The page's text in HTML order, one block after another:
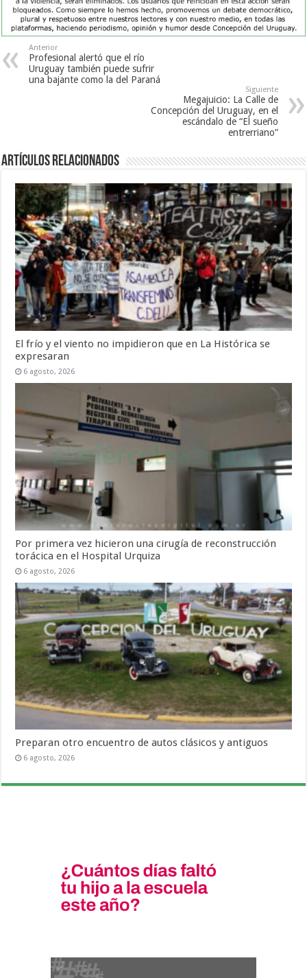
Anterior
Profesional alertó que el río
Uruguay también puede sufrir
una bajante como la del Paraná
Siguiente
Megajuicio: La Calle de
Concepción del Uruguay, en el
escándalo de “El sueño
entrerriano”
Artículos Relacionados
El frío y el viento no impidieron que en La Histórica se
expresaran
6 agosto, 2026
Por primera vez hicieron una cirugía de reconstrucción
torácica en el Hospital Urquiza
6 agosto, 2026
Preparan otro encuentro de autos clásicos y antiguos
6 agosto, 2026